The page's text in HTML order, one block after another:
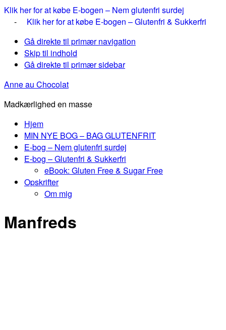
Klik her for at købe E-bogen – Nem glutenfri surdej
- Klik her for at købe E-bogen – Glutenfri & Sukkerfri
Gå direkte til primær navigation
Skip til indhold
Gå direkte til primær sidebar
Anne au Chocolat
Madkærlighed en masse
Hjem
MIN NYE BOG – BAG GLUTENFRIT
E-bog – Nem glutenfri surdej
E-bog – Glutenfri & Sukkerfri
eBook: Gluten Free & Sugar Free
Opskrifter
Om mig
Manfreds